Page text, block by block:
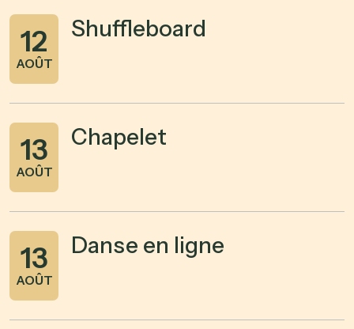
12
AOÛT
Shuffleboard
13
AOÛT
Chapelet
13
AOÛT
Danse en ligne